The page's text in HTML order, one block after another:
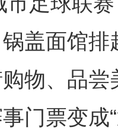
盖面馆
物、品
门票变成